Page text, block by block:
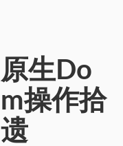
原生Do
m操作拾
遗